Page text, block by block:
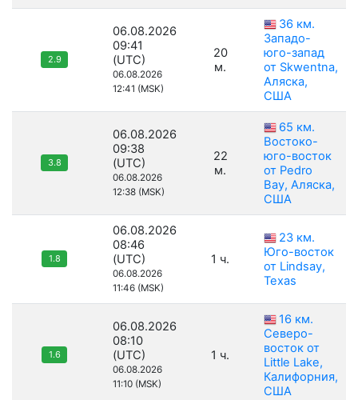
2.9
06.08.2026
09:41
(UTC)
06.08.2026
12:41 (MSK)
20
м.
36 км.
Западо-
юго-запад
от Skwentna,
Аляска,
США
3.8
06.08.2026
09:38
(UTC)
06.08.2026
12:38 (MSK)
22
м.
65 км.
Востоко-
юго-восток
от Pedro
Bay, Аляска,
США
1.8
06.08.2026
08:46
(UTC)
06.08.2026
11:46 (MSK)
1 ч.
23 км.
Юго-восток
от Lindsay,
Texas
1.6
06.08.2026
08:10
(UTC)
06.08.2026
11:10 (MSK)
1 ч.
16 км.
Северо-
восток от
Little Lake,
Калифорния,
США